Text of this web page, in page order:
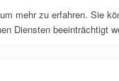
mehr zu erfahren. Sie
Diensten beeinträchtigt